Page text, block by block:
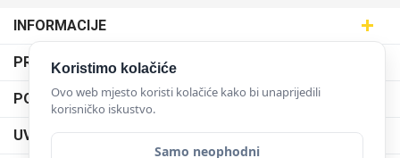
INFORMACIJE
SVIJET MASKICA d.o.o.
Aleja javora 13, 10000 Zagreb
PRODAJNA MJESTA
Poslovnica Trešnjevka
Poslovnica Dubrava
PODRŠKA
Dostava
UVJETI KORIŠTENJA
Koristimo kolačiće
Ovo web mjesto koristi kolačiće kako bi unaprijedili
korisničko iskustvo.
Samo neophodni